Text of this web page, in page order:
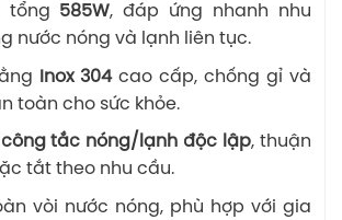
tổng 585W, đáp ứng nhanh nhu
nước nóng và lạnh liên tục.
Inox 304cao cấp, chống gỉ và
toàn cho sức khỏe.
tắc nóng/lạnh độc lập, thuận
tắt theo nhu cầu.
vòi nước nóng, phù hợp với gia